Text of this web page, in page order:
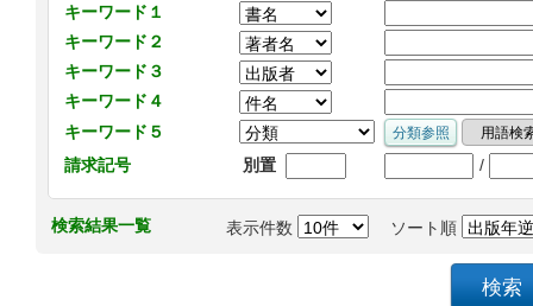
キーワード１
キーワード２
キーワード３
キーワード４
キーワード５
請求記号
別置 /
検索結果一覧 表示件数 ソート順